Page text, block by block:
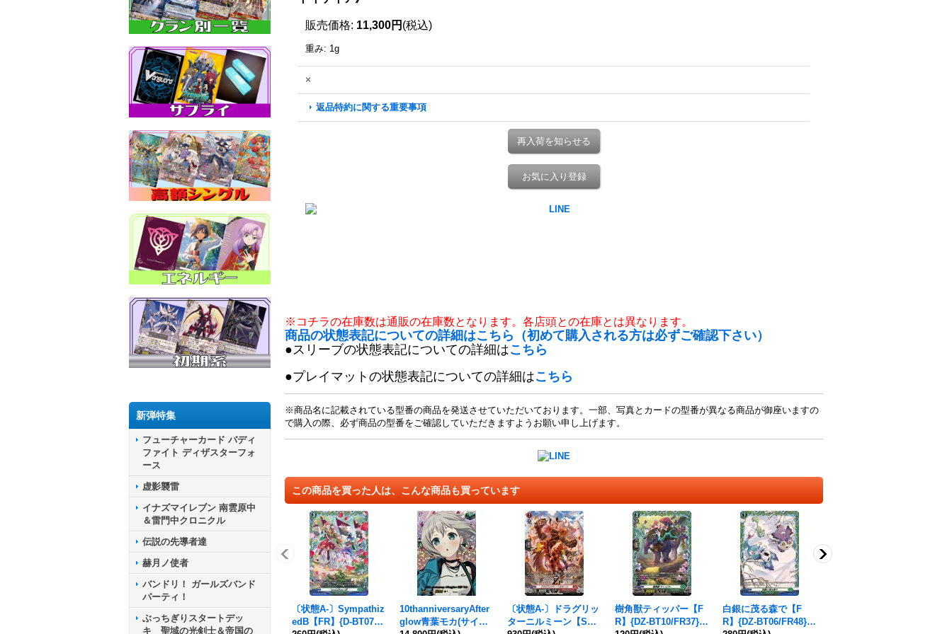
新弾特集
フューチャーカード バディ
ファイト ディザスターフォ
ース
虚影襲雷
イナズマイレブン 南雲原中
＆雷門中クロニクル
伝説の先導者達
赫月ノ使者
バンドリ！ ガールズバンド
パーティ！
ぶっちぎりスタートデッ
キ 聖域の光剣士＆帝国の
販売価格: 11,300円 (税込)
重み: 1g
×
返品特約に関する重要事項
再入荷を知らせる
お気に入り登録
※コチラの在庫数は通販の在庫数となります。各店頭との在庫とは異なります。
商品の状態表記についての詳細はこちら（初めて購入される方は必ずご確認下さい）
●スリーブの状態表記についての詳細はこちら
●プレイマットの状態表記についての詳細はこちら
※商品名に記載されている型番の商品を発送させていただいております。一部、写真とカードの型番が異なる商品が御座いますの
で購入の際、必ず商品の型番をご確認していただきますようお願い申し上げます。
この商品を買った人は、こんな商品も買っています
〔状態A-〕Sympathiz
edB【FR】{D-BT07/F
10thanniversaryAfter
glow青葉モカ(サイン)
〔状態A-〕ドラグリッ
ターニルミーン【S
樹角獣ティッパー【F
R】{DZ-BT10/FR37}
白銀に茂る森で【F
R】{DZ-BT06/FR48}